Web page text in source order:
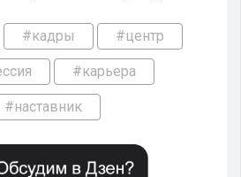
#кадры #центр
#карьера
#наставник